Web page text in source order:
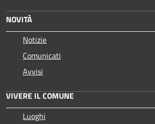
NOVITÀ
Notizie
Comunicati
Avvisi
VIVERE IL COMUNE
Luoghi